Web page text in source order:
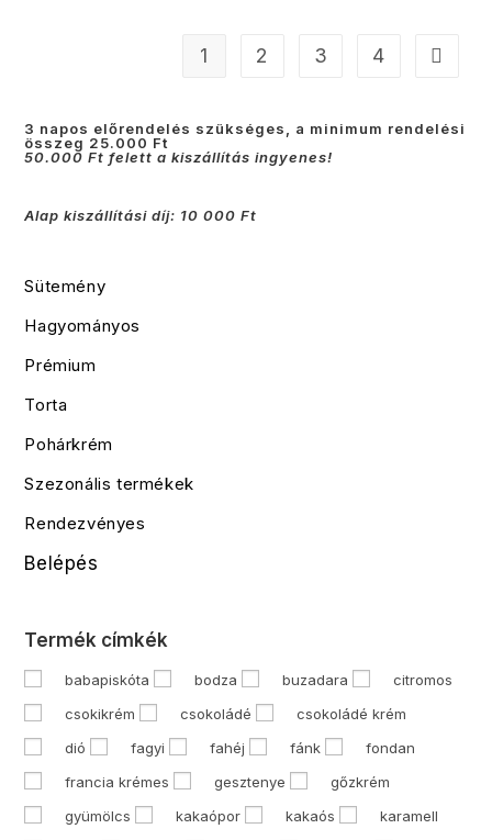
1 2 3 4
3 napos előrendelés szükséges, a minimum rendelési
összeg 25.000 Ft
50.000 Ft felett a kiszállítás ingyenes!
Alap kiszállítási díj: 10 000 Ft
Sütemény
Hagyományos
Prémium
Torta
Pohárkrém
Szezonális termékek
Rendezvényes
Belépés
Termék címkék
babapiskóta bodza buzadara
citromos
csokikrém
csokoládé
csokoládé krém
dió
fagyi fahéj fánk
fondan
francia krémes
gesztenye
gőzkrém
gyümölcs
kakaópor kakaós
karamell